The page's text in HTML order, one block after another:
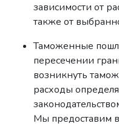
зависимости от
также от
Таможенные
пересечении
возникнуть
расходы
Мы предоставим